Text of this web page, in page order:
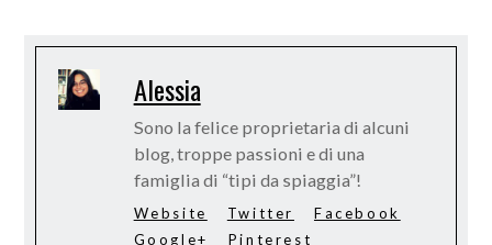
Alessia
Sono la felice proprietaria di alcuni
blog, troppe passioni e di una
famiglia di “tipi da spiaggia”!
Website Twitter
Facebook
Google+
Pinterest